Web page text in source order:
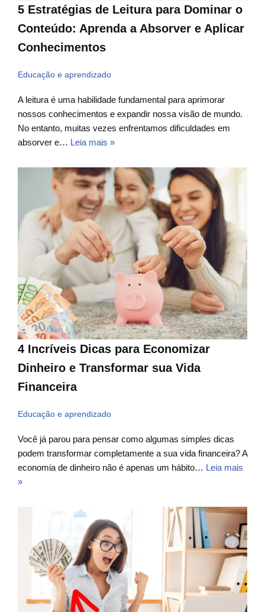
5 Estratégias de Leitura para Dominar o
Conteúdo: Aprenda a Absorver e Aplicar
Conhecimentos
Educação e aprendizado
A leitura é uma habilidade fundamental para aprimorar
nossos conhecimentos e expandir nossa visão de mundo.
No entanto, muitas vezes enfrentamos dificuldades em
absorver e… Leia mais »
4 Incríveis Dicas para Economizar
Dinheiro e Transformar sua Vida
Financeira
Educação e aprendizado
Você já parou para pensar como algumas simples dicas
podem transformar completamente a sua vida financeira? A
economia de dinheiro não é apenas um hábito… Leia mais
»